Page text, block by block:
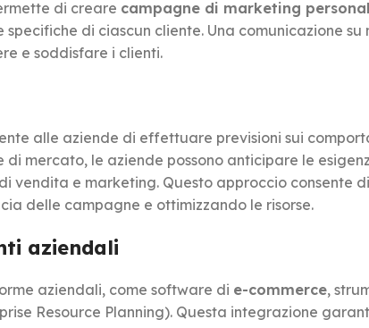
di creare campagne di marketing
di ciascun cliente. Una comunicazione su
e soddisfare i clienti.
alle aziende di effettuare previsioni sui
mercato, le aziende possono anticipare le
e marketing. Questo approccio consente
delle campagne e ottimizzando le risorse.
aziendali
aziendali, come software di e-commerce,
Resource Planning). Questa integrazione